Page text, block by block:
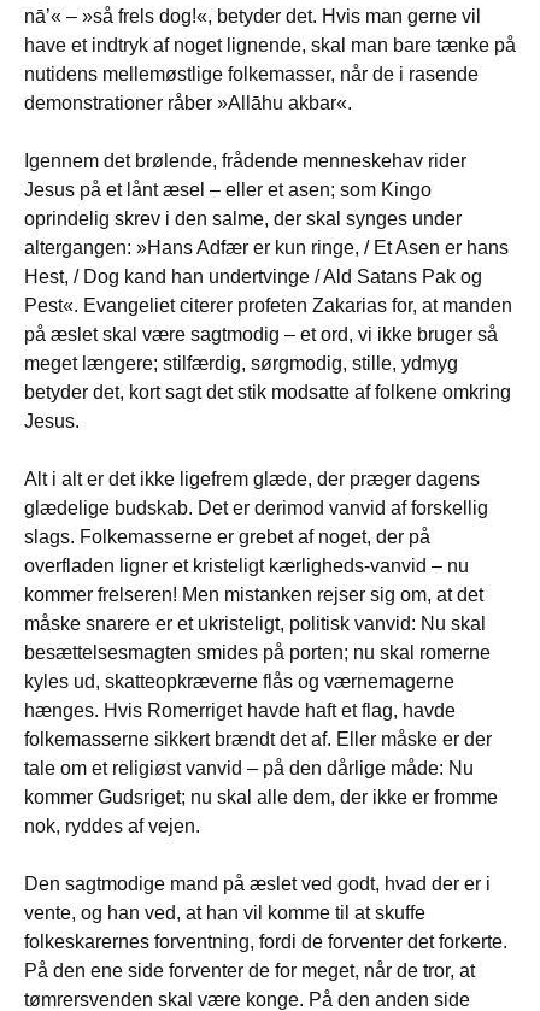
nā’« – »så frels dog!«, betyder det. Hvis man gerne vil
have et indtryk af noget lignende, skal man bare tænke på
nutidens mellemøstlige folkemasser, når de i rasende
demonstrationer råber »Allāhu akbar«.
Igennem det brølende, frådende menneskehav rider
Jesus på et lånt æsel – eller et asen; som Kingo
oprindelig skrev i den salme, der skal synges under
altergangen: »Hans Adfær er kun ringe, / Et Asen er hans
Hest, / Dog kand han undertvinge / Ald Satans Pak og
Pest«. Evangeliet citerer profeten Zakarias for, at manden
på æslet skal være sagtmodig – et ord, vi ikke bruger så
meget længere; stilfærdig, sørgmodig, stille, ydmyg
betyder det, kort sagt det stik modsatte af folkene omkring
Jesus.
Alt i alt er det ikke ligefrem glæde, der præger dagens
glædelige budskab. Det er derimod vanvid af forskellig
slags. Folkemasserne er grebet af noget, der på
overfladen ligner et kristeligt kærligheds-vanvid – nu
kommer frelseren! Men mistanken rejser sig om, at det
måske snarere er et ukristeligt, politisk vanvid: Nu skal
besættelsesmagten smides på porten; nu skal romerne
kyles ud, skatteopkræverne flås og værnemagerne
hænges. Hvis Romerriget havde haft et flag, havde
folkemasserne sikkert brændt det af. Eller måske er der
tale om et religiøst vanvid – på den dårlige måde: Nu
kommer Gudsriget; nu skal alle dem, der ikke er fromme
nok, ryddes af vejen.
Den sagtmodige mand på æslet ved godt, hvad der er i
vente, og han ved, at han vil komme til at skuffe
folkeskarernes forventning, fordi de forventer det forkerte.
På den ene side forventer de for meget, når de tror, at
tømrersvenden skal være konge. På den anden side